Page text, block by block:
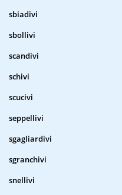
sbiadivi
sbollivi
scandivi
schivi
scucivi
seppellivi
sgagliardivi
sgranchivi
snellivi